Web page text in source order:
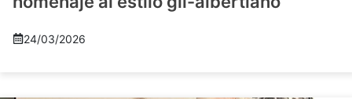
24/03/2026